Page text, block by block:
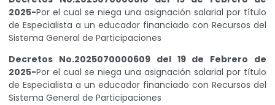
2025-Por el cual se niega una asignación salarial por título
de Especialista a un educador financiado con Recursos del
Sistema General de Participaciones
Decretos No.2025070000609 del 19 de Febrero de
2025-Por el cual se niega una asignación salarial por título
de Especialista a un educador financiado con Recursos del
Sistema General de Participaciones